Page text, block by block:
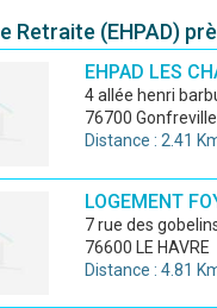
Retraite (EHPAD)
EHPAD LES
4 allée henri
76700
Distance : 2.41
LOGEMENT
7 rue des
76600 LE HAVRE
Distance : 4.81